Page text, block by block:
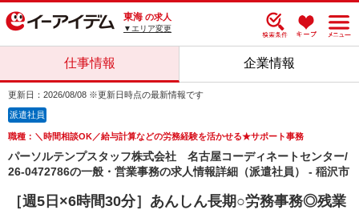
東海 の求人
▼エリア変更
仕事情報 企業情報
更新日：2026/08/08 ※更新日時点の最新情報です
派遣社員
職種：＼時間相談OK／給与計算などの労務経験を活かせる★サポート事務
パーソルテンプスタッフ株式会社 名古屋コーディネートセンター/
26-0472786の一般・営業事務の求人情報詳細（派遣社員） - 稲沢市
［週5日×6時間30分］あんしん長期○労務事務◎残業